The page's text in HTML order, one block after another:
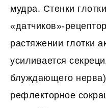
мудра. Стенки
«датчиков»-
растяжении глотки
усиливается
блуждающего
рефлекторное